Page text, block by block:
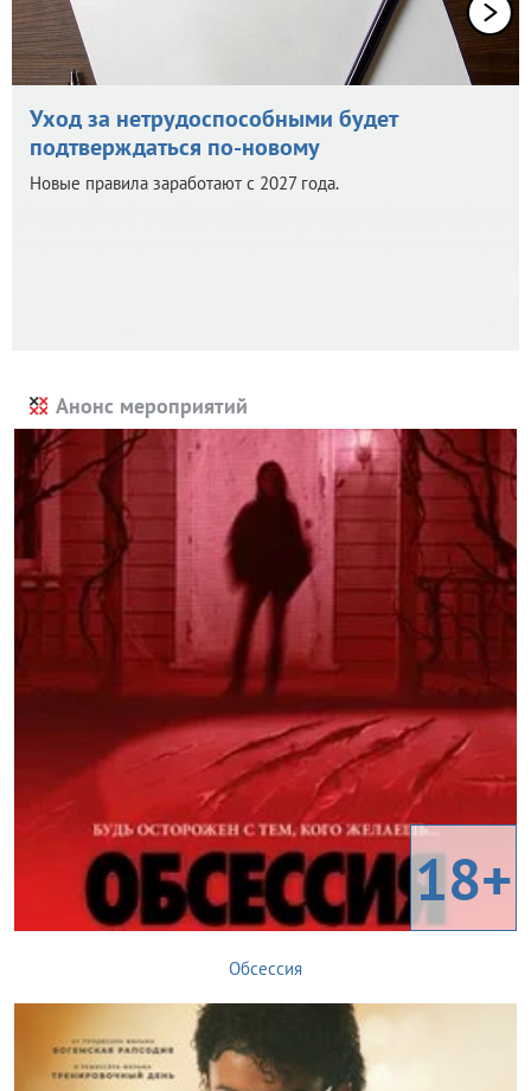
Уход за нетрудоспособными будет
подтверждаться по-новому
Новые правила заработают с 2027 года.
Анонс мероприятий
18+
Обсессия